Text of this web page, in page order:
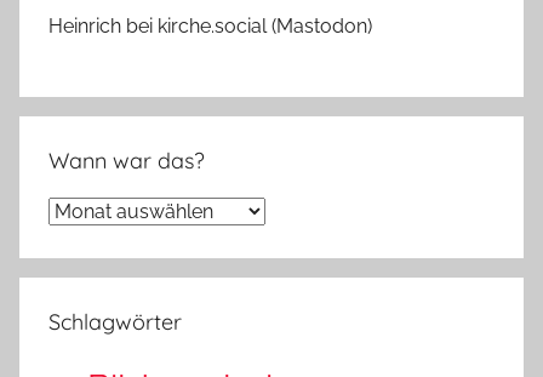
Heinrich bei kirche.social (Mastodon)
Wann war das?
Wann
das?
Schlagwörter